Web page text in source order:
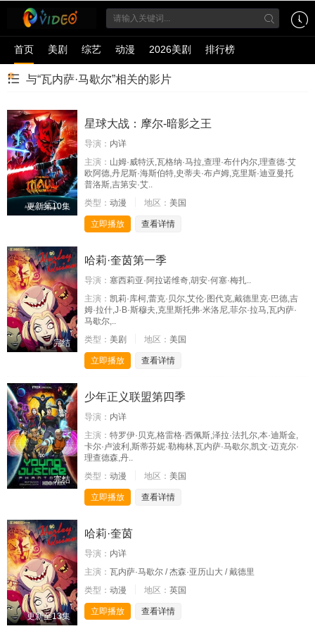
首页 美剧 综艺 动漫 2026美剧 排行榜
与“瓦内萨·马歇尔”相关的影片
更新第10集
星球大战：摩尔-暗影之王
导演： 内详
主演： 山姆·威特沃,瓦格纳·马拉,查理·布什内尔,理查德·艾
欧阿德,丹尼斯·海斯伯特,史蒂夫·布卢姆,克里斯·迪亚曼托
普洛斯,吉第安·艾..
类型： 动漫 地区： 美国
立即播放 查看详情
完结
哈莉·奎茵第一季
导演： 塞西莉亚·阿拉诺维奇,胡安·何塞·梅扎..
主演： 凯莉·库柯,蕾克·贝尔,艾伦·图代克,戴德里克·巴德,吉
姆·拉什,J·B·斯穆夫,克里斯托弗·米洛尼,菲尔·拉马,瓦内萨·
马歇尔,..
类型： 美剧 地区： 美国
立即播放 查看详情
完结
少年正义联盟第四季
导演： 内详
主演： 特罗伊·贝克,格雷格·西佩斯,泽拉·法扎尔,本·迪斯金,
卡尔·卢波利,斯蒂芬妮·勒梅林,瓦内萨·马歇尔,凯文·迈克尔·
理查德森,丹..
类型： 动漫 地区： 美国
立即播放 查看详情
更新至13集
哈莉·奎茵
导演： 内详
主演： 瓦内萨·马歇尔 / 杰森·亚历山大 / 戴德里
类型： 动漫 地区： 英国
立即播放 查看详情